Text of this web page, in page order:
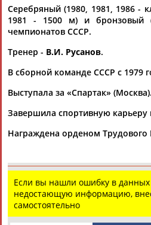
ТАБЛО АКТИВНОСТИ
ЦЕЛИ ПРОЕКТА КОНТАКТЫ
Вопросы сотрудничества и совместной
©
Разработка и поддержка ООО НАИТ
Адресов в новостной рассылке: 996
Серебряный (1980, 1981, 1986 -
1981 - 1500 м) и бронзовый
чемпионатов СССР.
Тренер - В.И. Русанов.
В сборной команде СССР с 1979
Выступала за «Спартак» (Москва).
Завершила спортивную карьеру
Награждена орденом Трудового
Если вы нашли ошибку в
недостающую информацию,
самостоятельно